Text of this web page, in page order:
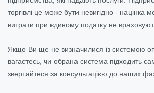
торгівлі це може бути невигідно - націнка
витрати при єдиному податку не
Якщо Ви ще не визначилися із системою
вагаєтесь, чи обрана система підходить
звертайтеся за консультацією до наших